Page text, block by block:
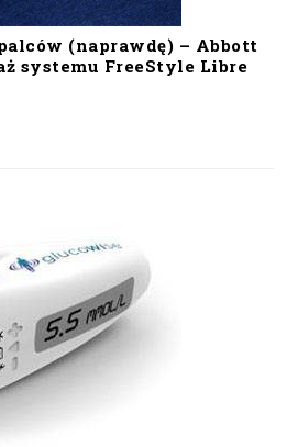
(naprawdę) – Abbott
systemu FreeStyle Libre